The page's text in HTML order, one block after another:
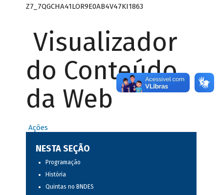
Z7_7QGCHA41LOR9E0AB4V47KI1863
Visualizador
do Conteúdo
da Web
Ações
NESTA SEÇÃO
Programação
História
Quintas no BNDES